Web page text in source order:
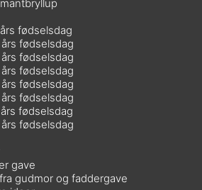
fødselsdag
fødselsdag
fødselsdag
fødselsdag
fødselsdag
fødselsdag
fødselsdag
fødselsdag
gave
gudmor og faddergave